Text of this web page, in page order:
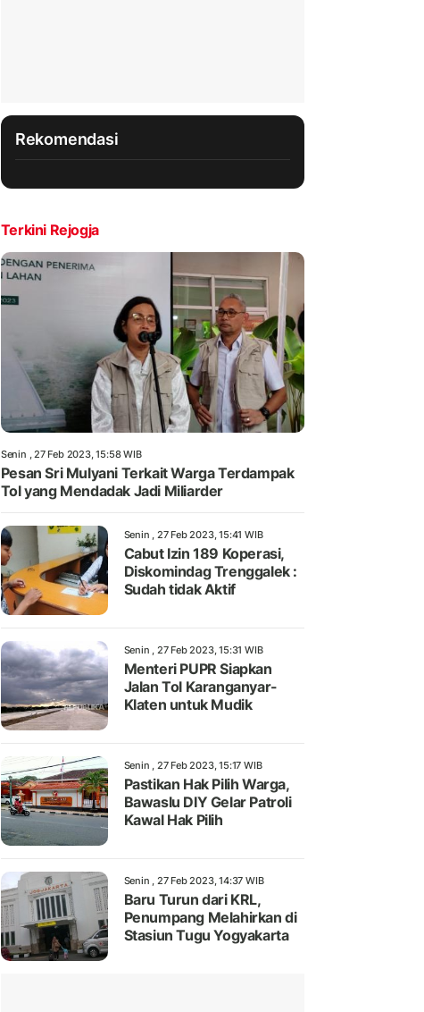
Rekomendasi
Terkini Rejogja
Senin , 27 Feb 2023, 15:58 WIB
Pesan Sri Mulyani Terkait Warga Terdampak
Tol yang Mendadak Jadi Miliarder
Senin , 27 Feb 2023, 15:41 WIB
Cabut Izin 189 Koperasi,
Diskomindag Trenggalek :
Sudah tidak Aktif
Senin , 27 Feb 2023, 15:31 WIB
Menteri PUPR Siapkan
Jalan Tol Karanganyar-
Klaten untuk Mudik
Senin , 27 Feb 2023, 15:17 WIB
Pastikan Hak Pilih Warga,
Bawaslu DIY Gelar Patroli
Kawal Hak Pilih
Senin , 27 Feb 2023, 14:37 WIB
Baru Turun dari KRL,
Penumpang Melahirkan di
Stasiun Tugu Yogyakarta